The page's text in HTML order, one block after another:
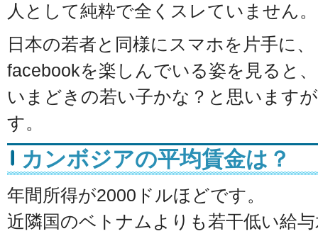
人として純粋で全くスレていません。
日本の若者と同様にスマホを片手に、
facebookを楽しんでいる姿を見ると、
いまどきの若い子かな？と思います
す。
カンボジアの平均賃金は？
年間所得が2000ドルほどです。
近隣国のベトナムよりも若干低い給